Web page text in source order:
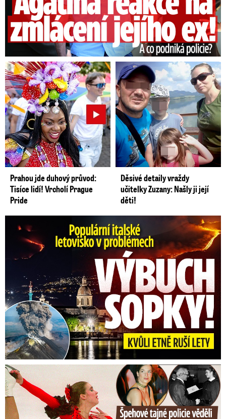
Prahou jde duhový průvod:
Tisíce lidí! Vrcholí Prague
Pride
Děsivé detaily vraždy
učitelky Zuzany: Našly ji její
děti!
Erupce sicilské sopky Etny: Ruší desítky letů
Tajná policie špehovala krasobruslařku Wittovou: Pikantní ...